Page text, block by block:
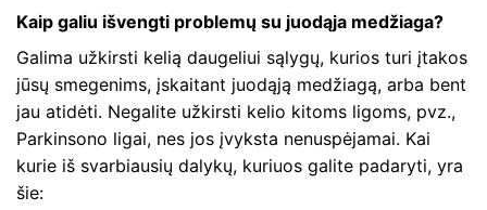
Kaip galiu išvengti problemų su juodąja medžiaga?
Galima užkirsti kelią daugeliui sąlygų, kurios turi įtakos
jūsų smegenims, įskaitant juodąją medžiagą, arba bent
jau atidėti. Negalite užkirsti kelio kitoms ligoms, pvz.,
Parkinsono ligai, nes jos įvyksta nenuspėjamai. Kai
kurie iš svarbiausių dalykų, kuriuos galite padaryti, yra
šie: